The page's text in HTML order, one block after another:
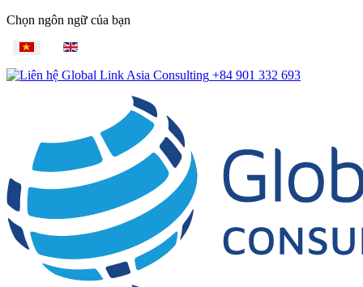
Chọn ngôn ngữ của bạn
+84 901 332 693